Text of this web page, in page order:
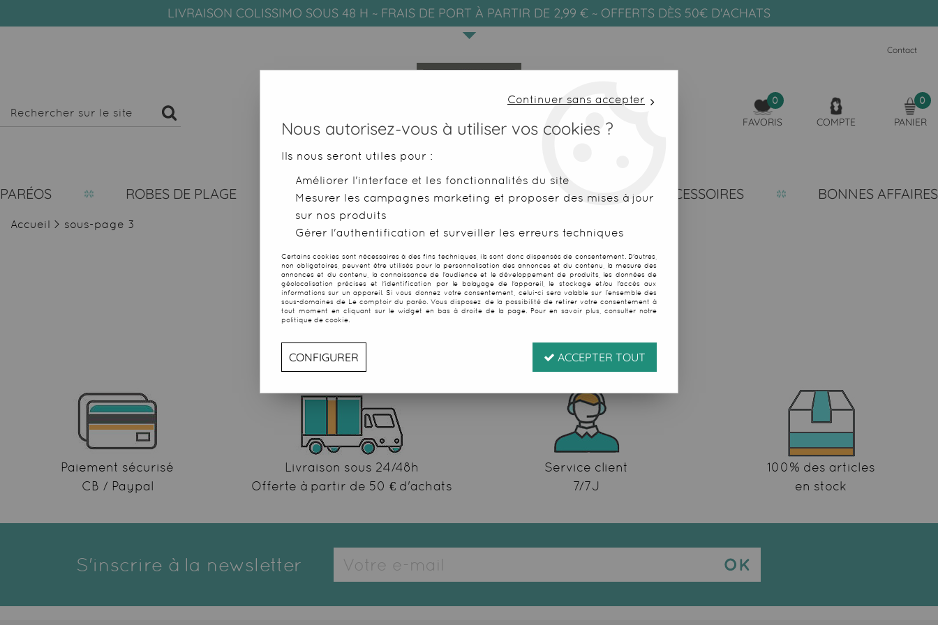
LIVRAISON COLISSIMO SOUS 48 H ~ FRAIS DE PORT À PARTIR DE 2,99 € ~ OFFERTS DÈS 50€ D'ACHATS
Contact
0
FAVORIS COMPTE
0
PANIER
PARÉOS ROBES DE PLAGE SERVIETTES DE PLAGE FOUTAS ACCESSOIRES BONNES AFFAIRES
Accueil > sous-page 3
SOUS-PAGE 3
Paiement sécurisé
CB / Paypal
Livraison sous 24/48h
Offerte à partir de 50 € d'achats
Service client
7/7J
100% des articles
en stock
S'inscrire à la newsletter
Continuer sans accepter
Nous autorisez-vous à utiliser vos cookies ?
Ils nous seront utiles pour :
Améliorer l'interface et les fonctionnalités du site
Mesurer les campagnes marketing et proposer des mises à jour
sur nos produits
Gérer l'authentification et surveiller les erreurs techniques
Certains cookies sont nécessaires à des fins techniques, ils sont donc dispensés de consentement. D'autres,
non obligatoires, peuvent être utilisés pour la personnalisation des annonces et du contenu, la mesure des
annonces et du contenu, la connaissance de l'audience et le développement de produits, les données de
géolocalisation précises et l'identification par le balayage de l'appareil, le stockage et/ou l'accès aux
informations sur un appareil. Si vous donnez votre consentement, celui-ci sera valable sur l’ensemble des
sous-domaines de Le comptoir du paréo. Vous disposez de la possibilité de retirer votre consentement à
tout moment en cliquant sur le widget en bas à droite de la page. Pour en savoir plus, consulter notre
politique de cookie.
CONFIGURER ACCEPTER TOUT